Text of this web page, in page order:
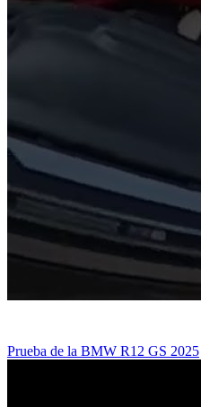
Prueba de la BMW R12 GS 2025